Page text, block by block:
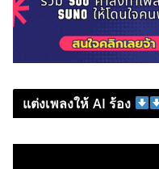
แต่งเพลงให้ AI ร้อง